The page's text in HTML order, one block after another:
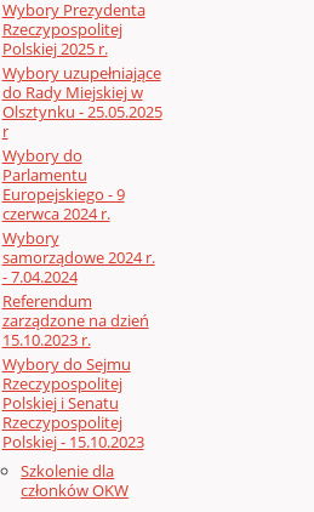
Wybory Prezydenta
Rzeczypospolitej
Polskiej 2025 r.
Wybory uzupełniające
do Rady Miejskiej w
Olsztynku - 25.05.2025
r
Wybory do
Parlamentu
Europejskiego - 9
czerwca 2024 r.
Wybory
samorządowe 2024 r.
- 7.04.2024
Referendum
zarządzone na dzień
15.10.2023 r.
Wybory do Sejmu
Rzeczypospolitej
Polskiej i Senatu
Rzeczypospolitej
Polskiej - 15.10.2023
Szkolenie dla
członków OKW